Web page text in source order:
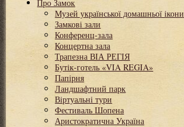
Про Замок
Музей української домашньої ікони
Замкові зали
Конференц-зала
Концертна зала
Трапезна ВІА РЕГІЯ
Бутік-готель «VIA REGIA»
Папірня
Ландшафтний парк
Віртуальні тури
Фестиваль Шопена
Аристократична Україна